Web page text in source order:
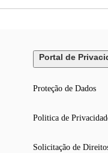
Portal de
Proteção de Dados
Politica de
Solicitação de